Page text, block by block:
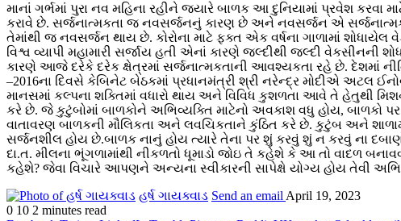
માનાં ગર્ભમાં પુરા નવ મહિના રહીને જયારે બાળક આ દુનિયામાં પ્રવેશ
કરાવે છે. સર્જનાત્મકતા જ નવસર્જનનું કારણ છે અને નવસર્જન એ
તેમાંથી જ નવસર્જન થાય છે. કોરોના માટે ફક્ત એક વર્ષના ગાળામાં
વિશ્વ વ્યાપી મહામારી સર્જાય હતી એનાં કારણે જલ્દીથી જલ્દી
કારણે આજે દરેકે દરેક ક્ષેત્રમાં સર્જનાત્મકતાની આવશ્યકતા રહે છે. દેશમાં
–2016ના દિવસે કેબિનેટ બેઠકમાં પ્રધાનમંત્રી શ્રી નરેન્દ્ર મોદીએ અટલ
માનસમાં કલ્પના શક્તિમાં વધારો થાય અને વિવિધ કુશળતા આવે તે હેતુથી
કરે છે. જે કુટુંબોમાં બાળકોને અભિવ્યક્તિ માટેનો અવકાશ વધુ હોય, બાળકો પર
વાતાવરણ બાળકની મૌલિકતા અને લવચિકતાને કુંઠિત કરે છે. કુટુંબ અને
સર્જનશીલ હોય છે.બાળક નાનું હોય ત્યારે તેના પર શું કરવું શું ન કરવું ના
દા.ત. મીલના ભૂંગળામાંથી નીકળતો ધૂમાડો જોઇ તે કહેશે કે આ તો વાદળ
કહેશે? જેવા વિચારે આપણને અન્યના સ્વીકારની સાપેક્ષે યોગ્ય હોય તેવી
હર્ષ ગાયક્વાડ Send an email April 19, 2023
0 10 2 minutes read